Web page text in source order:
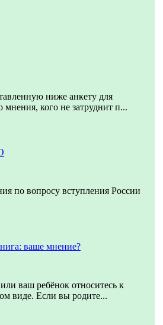
ниже анкету для
кого не затруднит п...
по вопросу вступления России
ваше мнение?
ваш ребёнок относитесь к
виде. Если вы родите...